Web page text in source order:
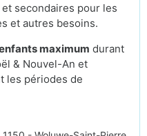
secondaires pour les
et autres besoins.
maximum durant
& Nouvel-An et
les périodes de